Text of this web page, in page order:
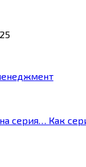
серия… Как